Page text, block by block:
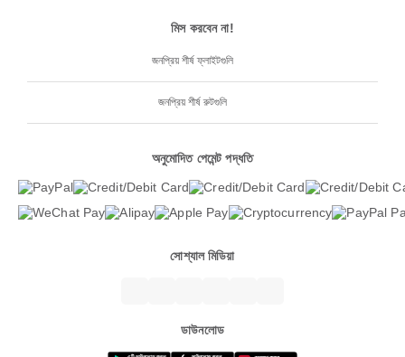
মিস করবেন না!
জনপ্রিয় শীর্ষ ফ্লাইটগুলি
জনপ্রিয় শীর্ষ রুটগুলি
অনুমোদিত পেমেন্ট পদ্ধতি
সোশ্যাল মিডিয়া
ডাউনলোড